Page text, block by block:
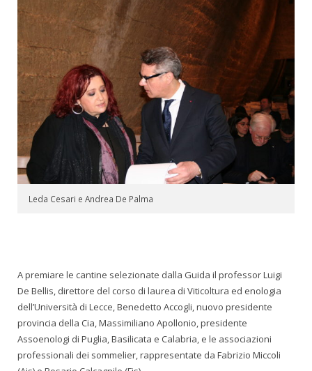
Leda Cesari e Andrea De Palma
A premiare le cantine selezionate dalla Guida il professor Luigi
De Bellis, direttore del corso di laurea di Viticoltura ed enologia
dell’Università di Lecce, Benedetto Accogli, nuovo presidente
provincia della Cia, Massimiliano Apollonio, presidente
Assoenologi di Puglia, Basilicata e Calabria, e le associazioni
professionali dei sommelier, rappresentate da Fabrizio Miccoli